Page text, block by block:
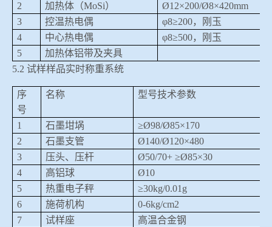
2
加热体（MoSi） Ø12×200/Ø8×420mm
3
控温热电偶 φ8≥200，刚玉
4
中心热电偶 φ8≥500，刚玉
5
加热体铝带及夹具
5.2 试样样品实时称重系统
序
号
名称 型号技术参数
1 石墨坩埚 ≥Ø98/Ø85×170
2
石墨支管 Ø140/Ø120×480
3
压头、压杆 Ø50/70+ ≥Ø85×30
4
高铝球
Ø10
5
热重电子秤
≥30kg/0.01g
6
施荷机构
0-6kg/cm2
7
试样座
高温合金钢